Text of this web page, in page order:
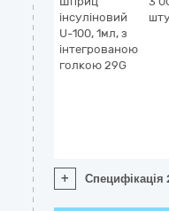
інсуліновий
U-100, 1мл, з
інтегрованою
голкою 29G
+ Специфікація